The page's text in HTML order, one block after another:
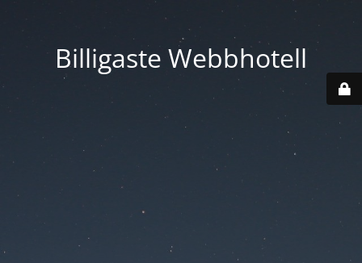
Billigaste Webbhotell